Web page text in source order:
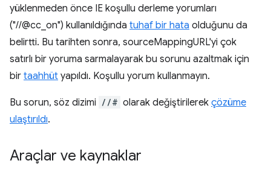
yüklenmeden önce IE koşullu derleme yorumları
("//@cc_on") kullanıldığında tuhaf bir hata olduğunu da
belirtti. Bu tarihten sonra, sourceMappingURL'yi çok
satırlı bir yoruma sarmalayarak bu sorunu azaltmak için
bir taahhüt yapıldı. Koşullu yorum kullanmayın.
Bu sorun, söz dizimi //# olarak değiştirilerek çözüme
ulaştırıldı.
Araçlar ve kaynaklar